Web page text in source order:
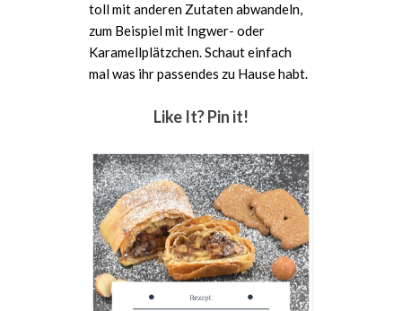
toll mit anderen Zutaten abwandeln,
zum Beispiel mit Ingwer- oder
Karamellplätzchen. Schaut einfach
mal was ihr passendes zu Hause habt.
Like It? Pin it!